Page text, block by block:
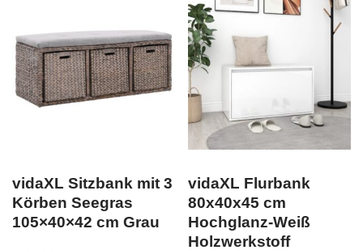
vidaXL Sitzbank mit 3
Körben Seegras
105×40×42 cm Grau
vidaXL Flurbank
80x40x45 cm
Hochglanz-Weiß
Holzwerkstoff